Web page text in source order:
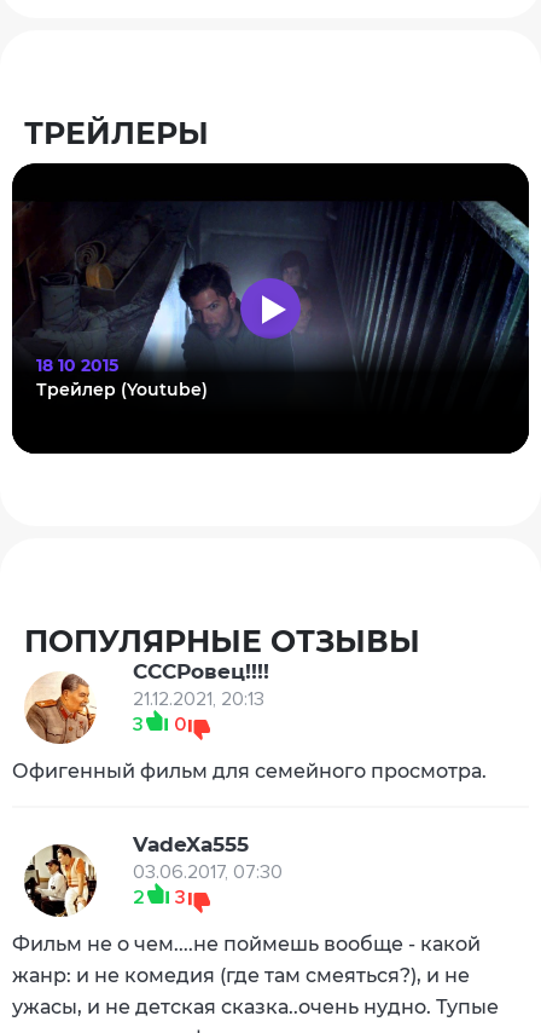
ТРЕЙЛЕРЫ
18 10 2015
Трейлер (Youtube)
ПОПУЛЯРНЫЕ ОТЗЫВЫ
СССРовец!!!!
21.12.2021, 20:13
3
0
Офигенный фильм для семейного просмотра.
VadeXa555
03.06.2017, 07:30
2
3
Фильм не о чем....не поймешь вообще - какой
жанр: и не комедия (где там смеяться?), и не
ужасы, и не детская сказка..очень нудно. Тупые